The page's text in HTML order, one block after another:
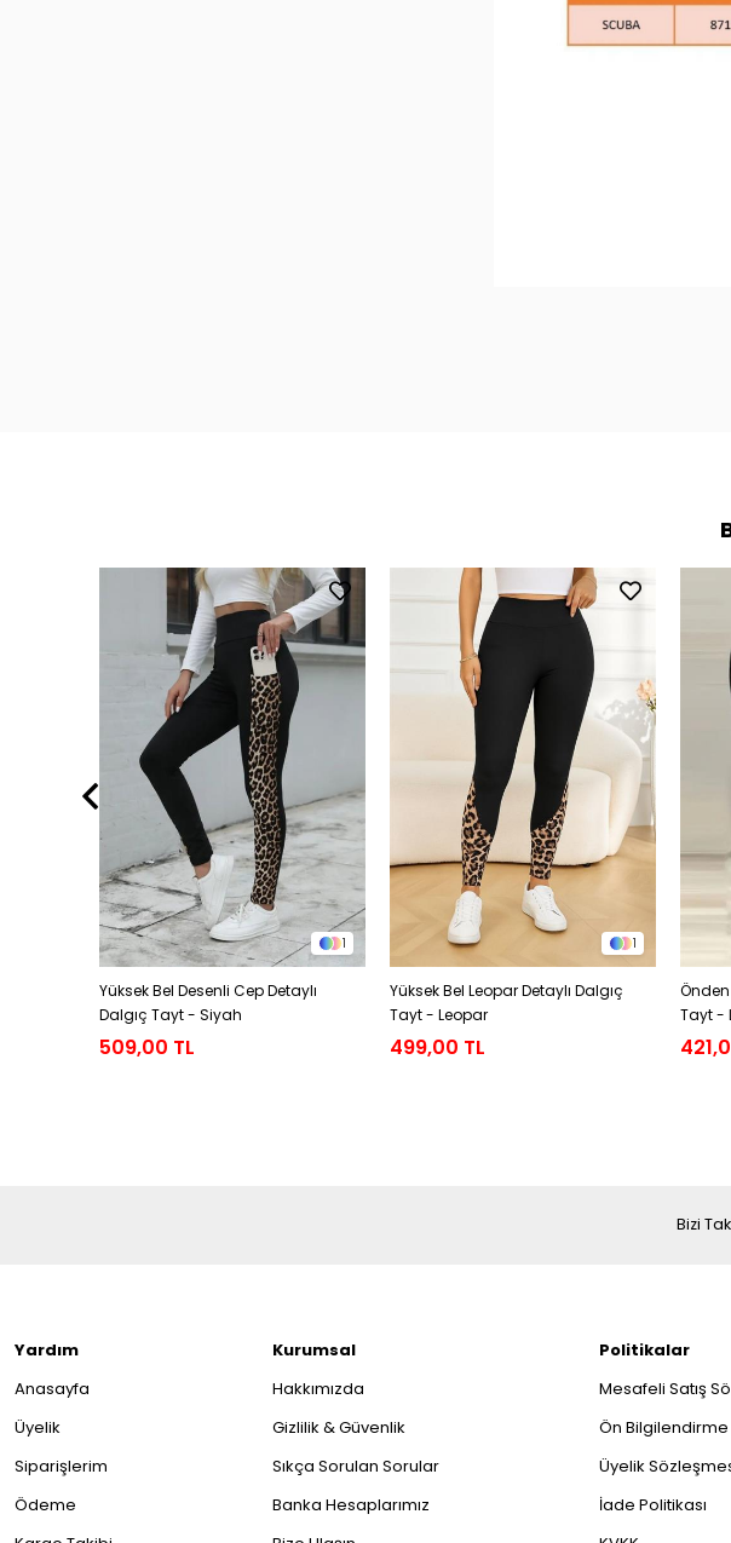
1
Yüksek Bel Desenli Cep Detaylı
Dalgıç Tayt - Siyah
509,00 TL
1
Yüksek Bel Leopar Detaylı Dalgıç
Tayt - Leopar
499,00 TL
Önden
Tayt -
Bizi
Yardım
Anasayfa
Üyelik
Siparişlerim
Ödeme
Kurumsal
Hakkımızda
Gizlilik & Güvenlik
Sıkça Sorulan Sorular
Banka Hesaplarımız
Politikalar
Mesafeli Satış
Ön Bilgilendirme
Üyelik
İade Politikası